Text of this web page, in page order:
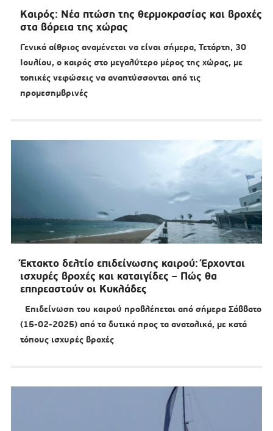
Καιρός: Νέα πτώση της θερμοκρασίας και βροχές
στα βόρεια της χώρας
Γενικά αίθριος αναμένεται να είναι σήμερα, Τετάρτη, 30
Ιουλίου, ο καιρός στο μεγαλύτερο μέρος της χώρας, με
τοπικές νεφώσεις να αναπτύσσονται από τις
προμεσημβρινές
Έκτακτο δελτίο επιδείνωσης καιρού: Έρχονται
ισχυρές βροχές και καταιγίδες – Πώς θα
επηρεαστούν οι Κυκλάδες
Επιδείνωση του καιρού προβλέπεται από σήμερα Σάββατο
(15-02-2025) από τα δυτικά προς τα ανατολικά, με κατά
τόπους ισχυρές βροχές